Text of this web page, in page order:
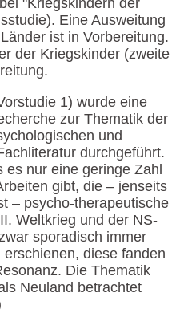
"Kriegskindern der
Eine Ausweitung
ist in Vorbereitung.
der Kriegskinder (zweite
1) wurde eine
zur Thematik der
und
durchgeführt.
nur eine geringe Zahl
gibt, die – jenseits
– psycho-therapeutische
Weltkrieg und der NS-
sporadisch immer
diese fanden
Die Thematik
Neuland betrachtet